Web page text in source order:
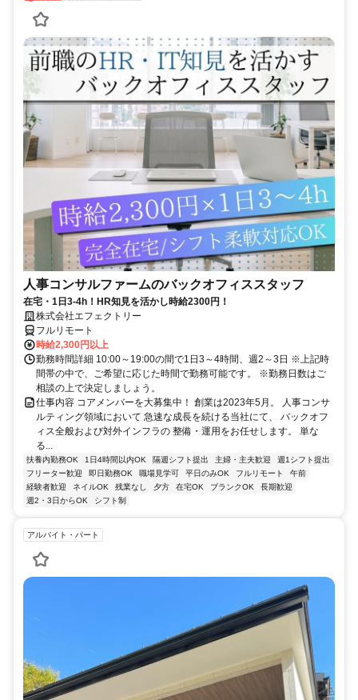
人事コンサルファームのバックオフィススタッフ
在宅・1日3-4h！HR知見を活かし時給2300円！
株式会社エフェクトリー
フルリモート
時給2,300円以上
勤務時間詳細 10:00～19:00の間で1日3～4時間、週2～3日 ※上記時
間帯の中で、ご希望に応じた時間で勤務可能です。 ※勤務日数はご
相談の上で決定しましょう。
仕事内容 コアメンバーを大募集中！ 創業は2023年5月。 人事コンサ
ルティング領域において 急速な成長を続ける当社にて、 バックオフ
ィス全般および対外インフラの 整備・運用をお任せします。 単な
る...
扶養内勤務OK 1日4時間以内OK 隔週シフト提出 主婦・主夫歓迎
週1シフト提出
フリーター歓迎
即日勤務OK 職場見学可 平日のみOK フルリモート
午前
経験者歓迎
ネイルOK 残業なし 夕方 在宅OK ブランクOK
長期歓迎
週2・3日からOK
シフト制
アルバイト・パート